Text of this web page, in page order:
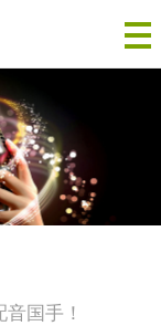
国手！